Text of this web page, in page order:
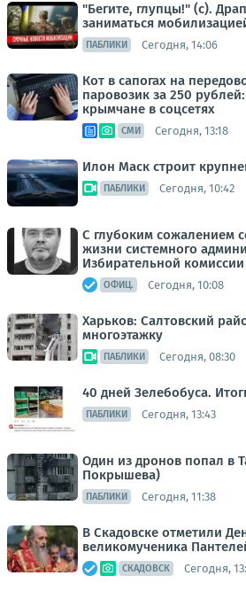
"Бегите, глупцы!" (с).
заниматься
ПАБЛИКИ Сегодня, 14:06
Кот в сапогах на
паровозик за 250
крымчане в соцсетях
СМИ Сегодня, 13:18
Илон Маск строит
ПАБЛИКИ Сегодня, 10:42
С глубоким сожалением
жизни системного
Избирательной
ОФИЦ. Сегодня, 10:08
Харьков: Салтовский
многоэтажку
ПАБЛИКИ Сегодня, 08:30
40 дней Зелебобуса.
ПАБЛИКИ Сегодня, 13:43
Один из дронов попал в
Покрышева)
ПАБЛИКИ Сегодня, 11:38
В Скадовске отметили
великомученика
СКАДОВСК Сегодня,